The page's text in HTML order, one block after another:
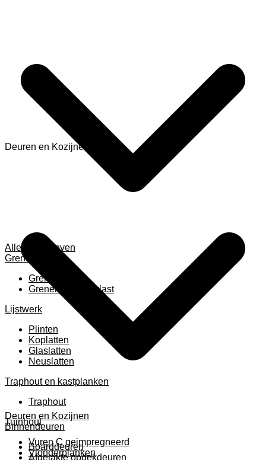
Alles weergeven
Grenen
Grenen B ruw
Grenen gevingerlast
Lijstwerk
Plinten
Koplatten
Glaslatten
Neuslatten
Traphout en kastplanken
Traphout
Tuinhout
Vuren C geimpregneerd
Vlonderplanken
Deuren en Kozijnen
Deuren en Kozijnen
Binnendeuren
Boarddeuren
Afgelakte opdekdeuren